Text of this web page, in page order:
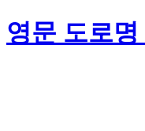
영문 도로